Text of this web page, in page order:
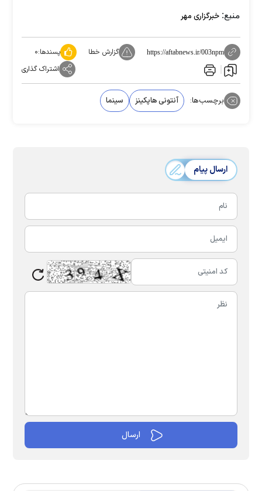
منبع: خبرگزاری مهر
https://aftabnews.ir/003npm گزارش خطا پسندها:۰
اشتراک گذاری
برچسب‌ها: آنتونی هاپکینز سینما
ارسال پیام